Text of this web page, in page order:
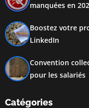
manquées en
Boostez votre
LinkedIn
Convention
pour les salariés
Catégories